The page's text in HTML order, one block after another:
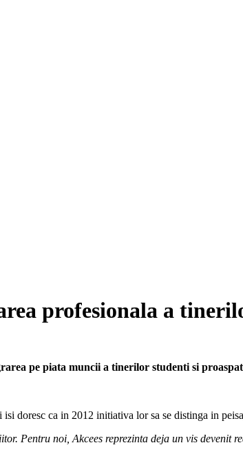
profesionala a
pe piata muncii a tinerilor studenti si
doresc ca in 2012 initiativa lor sa se distinga in
Pentru noi, Akcees reprezinta deja un vis devenit